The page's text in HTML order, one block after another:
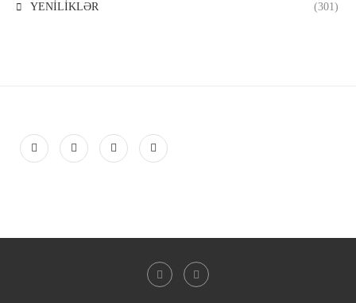
YENİLİKLƏR (301)